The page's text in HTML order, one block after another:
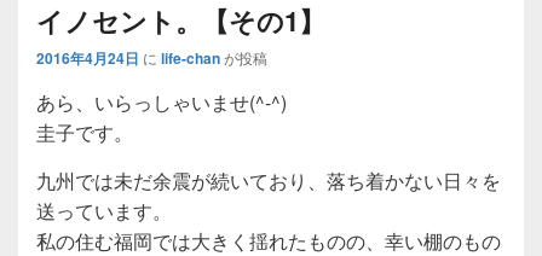
イノセント。【その1】
2016年4月24日 に life-chanが投稿
あら、いらっしゃいませ(^-^)
圭子です。
九州では未だ余震が続いており、落ち着かない日々を
送っています。
私の住む福岡では大きく揺れたものの、幸い棚のもの